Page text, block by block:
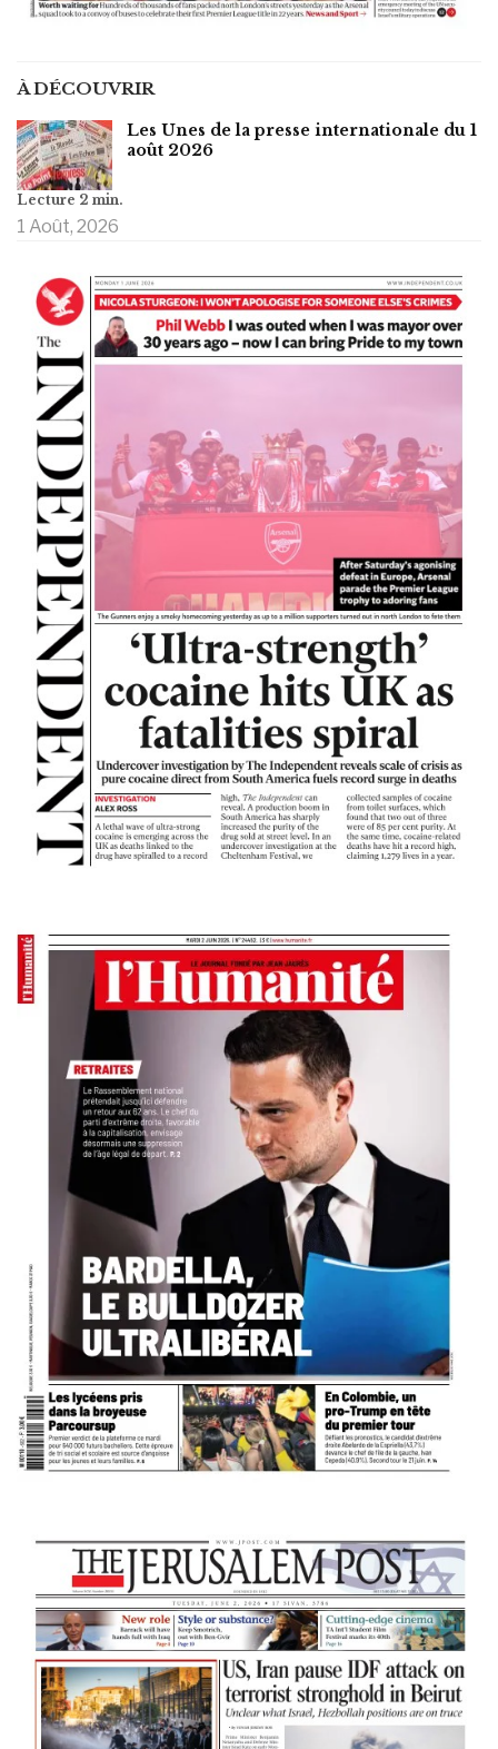
À DÉCOUVRIR
Les Unes de la presse internationale du 1
août 2026
1 Août, 2026